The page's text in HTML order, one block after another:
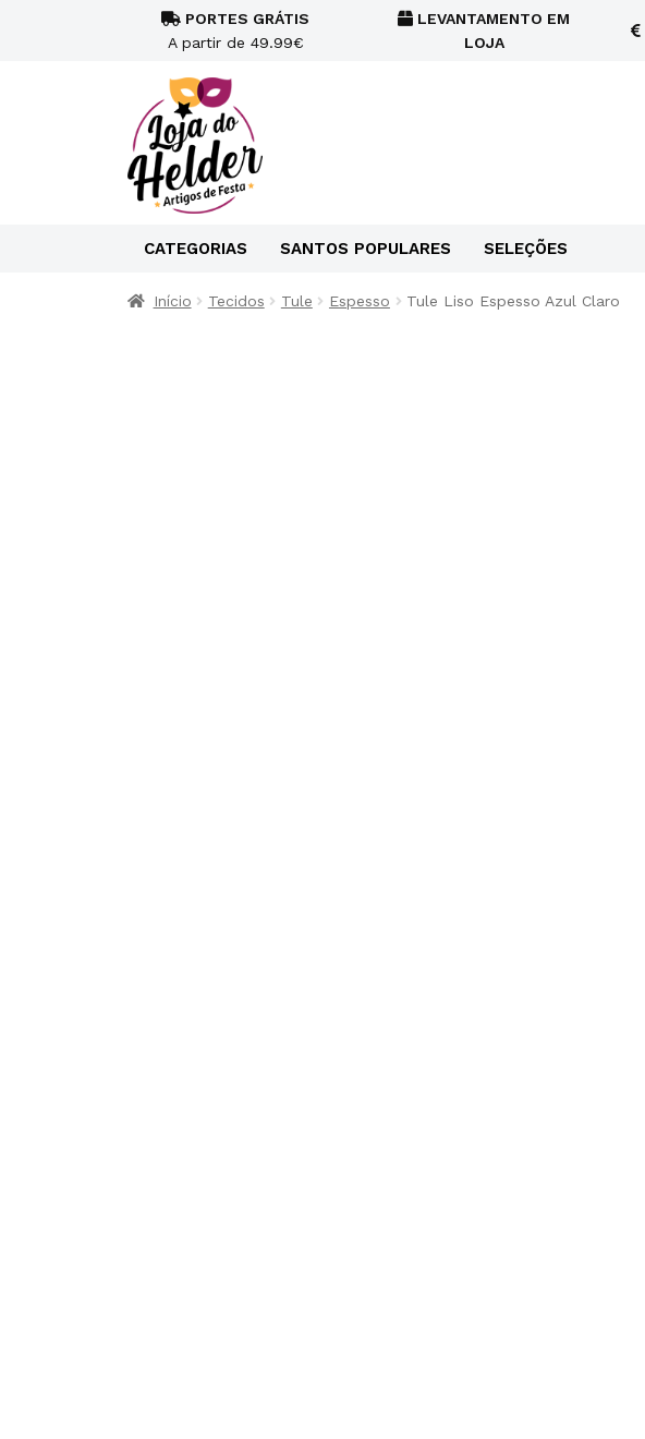
PORTES GRÁTIS
A partir de 49.99€
LEVANTAMENTO EM
LOJA
CATEGORIAS SANTOS POPULARES SELEÇÕES
Início Tecidos Tule Espesso Tule Liso Espesso Azul Claro